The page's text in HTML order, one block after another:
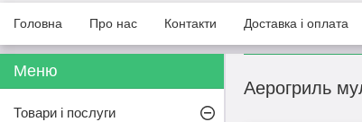
Головна Про нас Контакти Доставка і оплата
Аерогриль
Товари і послуги